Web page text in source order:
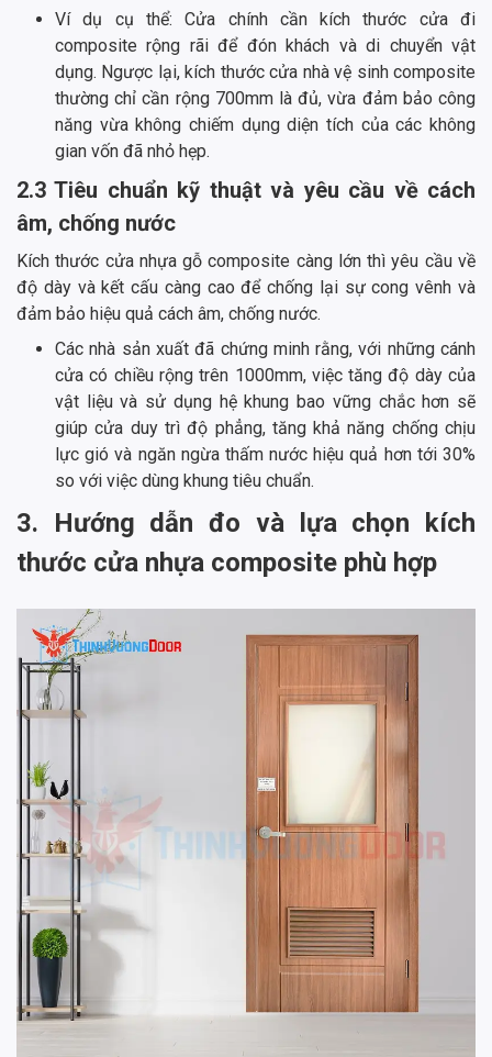
Ví dụ cụ thể: Cửa chính cần kích thước cửa đi
composite rộng rãi để đón khách và di chuyển vật
dụng. Ngược lại, kích thước cửa nhà vệ sinh composite
thường chỉ cần rộng 700mm là đủ, vừa đảm bảo công
năng vừa không chiếm dụng diện tích của các không
gian vốn đã nhỏ hẹp.
2.3 Tiêu chuẩn kỹ thuật và yêu cầu về cách
âm, chống nước
Kích thước cửa nhựa gỗ composite càng lớn thì yêu cầu về
độ dày và kết cấu càng cao để chống lại sự cong vênh và
đảm bảo hiệu quả cách âm, chống nước.
Các nhà sản xuất đã chứng minh rằng, với những cánh
cửa có chiều rộng trên 1000mm, việc tăng độ dày của
vật liệu và sử dụng hệ khung bao vững chắc hơn sẽ
giúp cửa duy trì độ phẳng, tăng khả năng chống chịu
lực gió và ngăn ngừa thấm nước hiệu quả hơn tới 30%
so với việc dùng khung tiêu chuẩn.
3. Hướng dẫn đo và lựa chọn kích
thước cửa nhựa composite phù hợp